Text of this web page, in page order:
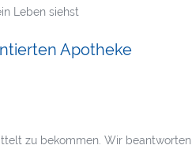
Leben siehst
Apotheke
zu bekommen. Wir beantworten